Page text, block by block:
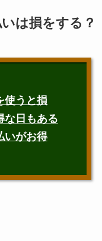
は損をする？
使うと損
な日もある
いがお得